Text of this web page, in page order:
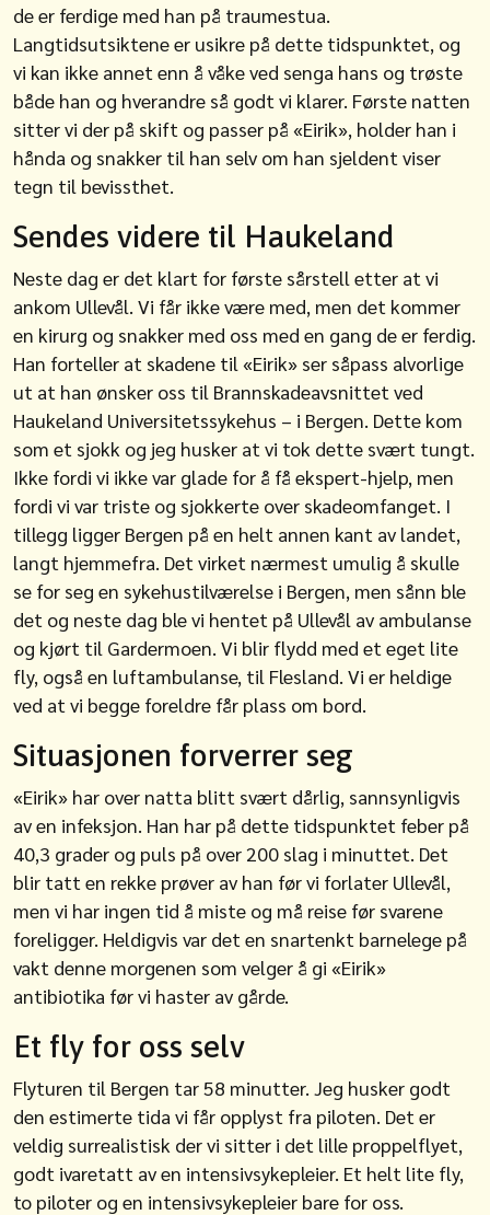
de er ferdige med han på traumestua.
Langtidsutsiktene er usikre på dette tidspunktet, og
vi kan ikke annet enn å våke ved senga hans og trøste
både han og hverandre så godt vi klarer. Første natten
sitter vi der på skift og passer på «Eirik», holder han i
hånda og snakker til han selv om han sjeldent viser
tegn til bevissthet.
Sendes videre til Haukeland
Neste dag er det klart for første sårstell etter at vi
ankom Ullevål. Vi får ikke være med, men det kommer
en kirurg og snakker med oss med en gang de er ferdig.
Han forteller at skadene til «Eirik» ser såpass alvorlige
ut at han ønsker oss til Brannskadeavsnittet ved
Haukeland Universitetssykehus – i Bergen. Dette kom
som et sjokk og jeg husker at vi tok dette svært tungt.
Ikke fordi vi ikke var glade for å få ekspert-hjelp, men
fordi vi var triste og sjokkerte over skadeomfanget. I
tillegg ligger Bergen på en helt annen kant av landet,
langt hjemmefra. Det virket nærmest umulig å skulle
se for seg en sykehustilværelse i Bergen, men sånn ble
det og neste dag ble vi hentet på Ullevål av ambulanse
og kjørt til Gardermoen. Vi blir flydd med et eget lite
fly, også en luftambulanse, til Flesland. Vi er heldige
ved at vi begge foreldre får plass om bord.
Situasjonen forverrer seg
«Eirik» har over natta blitt svært dårlig, sannsynligvis
av en infeksjon. Han har på dette tidspunktet feber på
40,3 grader og puls på over 200 slag i minuttet. Det
blir tatt en rekke prøver av han før vi forlater Ullevål,
men vi har ingen tid å miste og må reise før svarene
foreligger. Heldigvis var det en snartenkt barnelege på
vakt denne morgenen som velger å gi «Eirik»
antibiotika før vi haster av gårde.
Et fly for oss selv
Flyturen til Bergen tar 58 minutter. Jeg husker godt
den estimerte tida vi får opplyst fra piloten. Det er
veldig surrealistisk der vi sitter i det lille proppelflyet,
godt ivaretatt av en intensivsykepleier. Et helt lite fly,
to piloter og en intensivsykepleier bare for oss.